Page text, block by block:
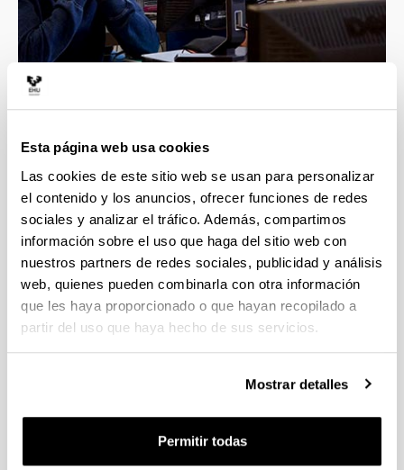
Esta página web usa cookies
Las cookies de este sitio web se usan para personalizar
el contenido y los anuncios, ofrecer funciones de redes
sociales y analizar el tráfico. Además, compartimos
información sobre el uso que haga del sitio web con
nuestros partners de redes sociales, publicidad y análisis
web, quienes pueden combinarla con otra información
que les haya proporcionado o que hayan recopilado a
partir del uso que haya hecho de sus servicios.
Mostrar detalles
Permitir todas
Estudiarás las diferentes dimensiones del ser
humano, así valorarás la diversidad cultural y
comprenderás mejor la sociedad.
Investigando los fenómenos sociales y
culturales podrás colaborar en la evolución del
entorno y en la solución de problemas sociales
diversos.
Prácticas en empresas e instituciones, te
prepararás para tu incorporación al mundo
universidades de Europa, América, etc.